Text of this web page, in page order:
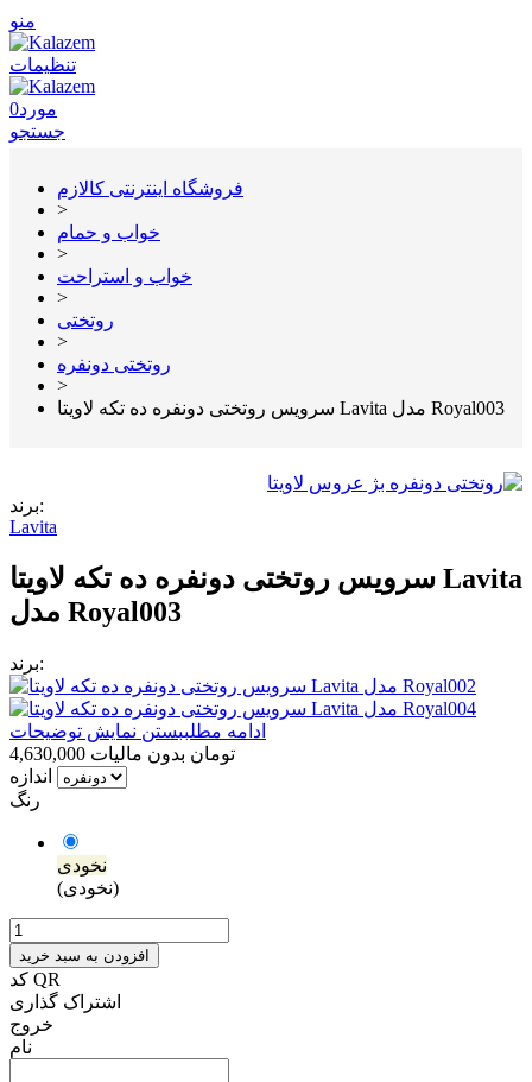
منو
تنظیمات
0مورد
جستجو
فروشگاه اینترنتی کالازم
>
خواب و حمام
>
خواب و استراحت
>
روتختی
>
روتختی دونفره
>
سرویس روتختی دونفره ده تکه لاویتا Lavita مدل Royal003
برند:
Lavita
سرویس روتختی دونفره ده تکه لاویتا Lavita
مدل Royal003
برند:
ادامه مطلببستن نمایش توضیحات
4,630,000 تومان بدون مالیات
اندازه
رنگ
نخودی
(نخودی)
افزودن به سبد خرید
کد QR
اشتراک گذاری
خروج
نام